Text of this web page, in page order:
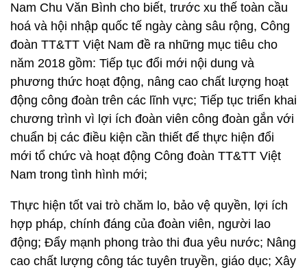
Nam Chu Văn Bình cho biết, trước xu thế toàn cầu
hoá và hội nhập quốc tế ngày càng sâu rộng, Công
đoàn TT&TT Việt Nam đề ra những mục tiêu cho
năm 2018 gồm: Tiếp tục đổi mới nội dung và
phương thức hoạt động, nâng cao chất lượng hoạt
động công đoàn trên các lĩnh vực; Tiếp tục triển khai
chương trình vì lợi ích đoàn viên công đoàn gắn với
chuẩn bị các điều kiện cần thiết để thực hiện đổi
mới tổ chức và hoạt động Công đoàn TT&TT Việt
Nam trong tình hình mới;
Thực hiện tốt vai trò chăm lo, bảo vệ quyền, lợi ích
hợp pháp, chính đáng của đoàn viên, người lao
động; Đẩy mạnh phong trào thi đua yêu nước; Nâng
cao chất lượng công tác tuyên truyền, giáo dục; Xây